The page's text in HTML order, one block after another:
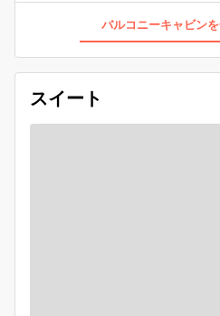
バルコニーキャビン
スイート